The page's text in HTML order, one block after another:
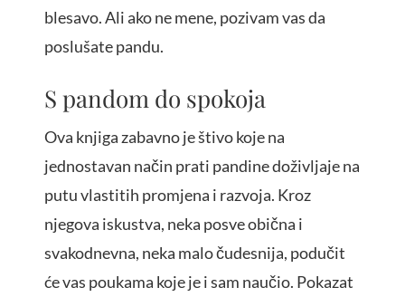
blesavo. Ali ako ne mene, pozivam vas da
poslušate pandu.
S pandom do spokoja
Ova knjiga zabavno je štivo koje na
jednostavan način prati pandine doživljaje na
putu vlastitih promjena i razvoja. Kroz
njegova iskustva, neka posve obična i
svakodnevna, neka malo čudesnija, podučit
će vas poukama koje je i sam naučio. Pokazat